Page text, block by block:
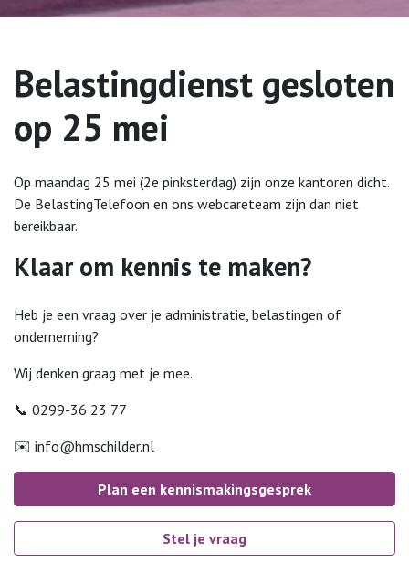
Belastingdienst gesloten
op 25 mei
Op maandag 25 mei (2e pinksterdag) zijn onze kantoren dicht.
De BelastingTelefoon en ons webcareteam zijn dan niet
bereikbaar.
Klaar om kennis te maken?
Heb je een vraag over je administratie, belastingen of
onderneming?
Wij denken graag met je mee.
📞 0299-36 23 77
✉️ info@hmschilder.nl
Plan een kennismakingsgesprek
Stel je vraag